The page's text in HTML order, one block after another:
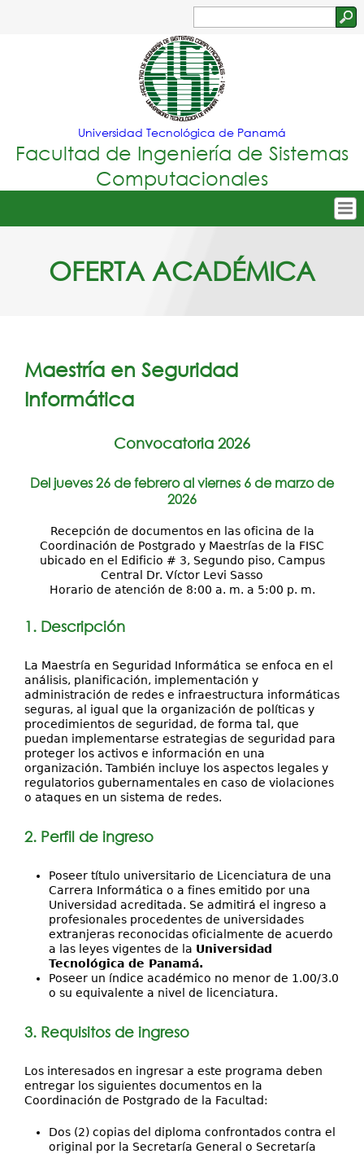
Jump to navigation
Formulario
de
búsqueda
Universidad Tecnológica de Panamá
Facultad de Ingeniería de Sistemas
Computacionales
Nuestra Facultad
Departamentos
OFERTA ACADÉMICA
Maestría en Seguridad
Informática
Convocatoria 2026
Del jueves 26 de febrero al viernes 6 de marzo de
2026
Recepción de documentos en las oficina de la
Coordinación de Postgrado y Maestrías de la FISC
ubicado en el Edificio # 3, Segundo piso, Campus
Central Dr. Víctor Levi Sasso
Horario de atención de 8:00 a. m. a 5:00 p. m.
1. Descripción
La Maestría en Seguridad Informática se enfoca en el
análisis, planificación, implementación y
administración de redes e infraestructura informáticas
seguras, al igual que la organización de políticas y
procedimientos de seguridad, de forma tal, que
puedan implementarse estrategias de seguridad para
proteger los activos e información en una
organización. También incluye los aspectos legales y
regulatorios gubernamentales en caso de violaciones
o ataques en un sistema de redes.
2. Perfil de ingreso
Poseer título universitario de Licenciatura de una
Carrera Informática o a fines emitido por una
Universidad acreditada. Se admitirá el ingreso a
profesionales procedentes de universidades
extranjeras reconocidas oficialmente de acuerdo
a las leyes vigentes de la Universidad
Tecnológica de Panamá.
Poseer un índice académico no menor de 1.00/3.0
o su equivalente a nivel de licenciatura.
3. Requisitos de ingreso
Los interesados en ingresar a este programa deben
entregar los siguientes documentos en la
Coordinación de Postgrado de la Facultad:
Dos (2) copias del diploma confrontados contra el
original por la Secretaría General o Secretaría